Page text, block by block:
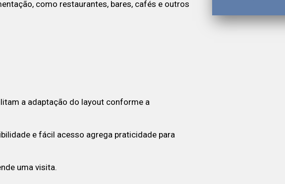
como restaurantes, bares, cafés e outros
a adaptação do layout conforme a
e fácil acesso agrega praticidade para
uma visita.